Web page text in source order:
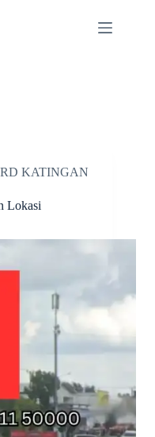
KATINGAN
Lokasi